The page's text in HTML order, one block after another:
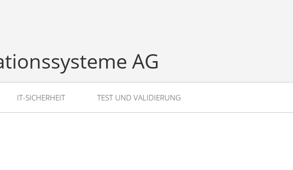
AG
IT-SICHERHEIT TEST UND VALIDIERUNG